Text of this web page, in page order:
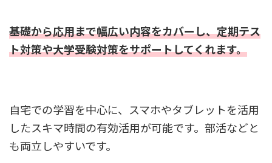
基礎から応用まで幅広い内容をカバーし、定期テス
ト対策や大学受験対策をサポートしてくれます。
自宅での学習を中心に、スマホやタブレットを活用
したスキマ時間の有効活用が可能です。部活などと
も両立しやすいです。